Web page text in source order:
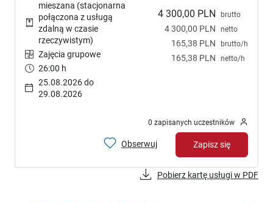
4 300,00 PLN brutto
4 300,00 PLN netto
165,38 PLN brutto/h
165,38 PLN netto/h
mieszana (stacjonarna
połączona z usługą
zdalną w czasie
rzeczywistym)
Zajęcia grupowe
26:00 h
25.08.2026 do
29.08.2026
0 zapisanych uczestników
Obserwuj Zapisz się
Pobierz kartę usługi w PDF